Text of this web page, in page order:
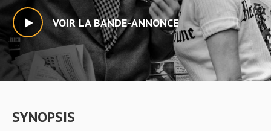
VOIR LA BANDE-ANNONCE
SYNOPSIS